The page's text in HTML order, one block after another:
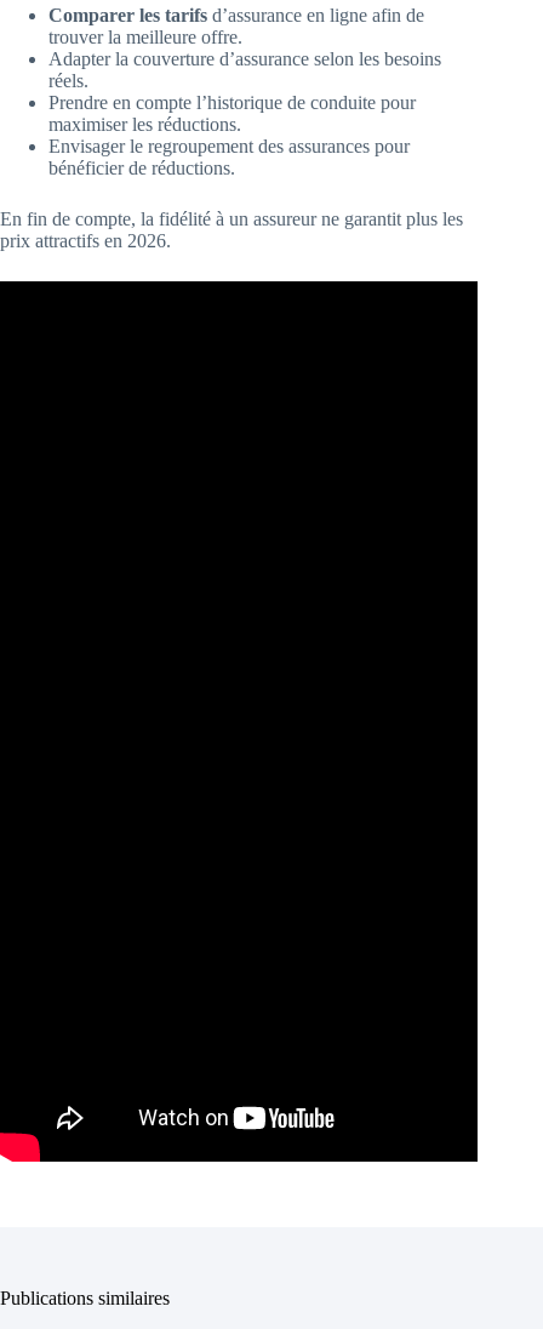
Comparer les tarifs d’assurance en ligne afin de
trouver la meilleure offre.
Adapter la couverture d’assurance selon les besoins
réels.
Prendre en compte l’historique de conduite pour
maximiser les réductions.
Envisager le regroupement des assurances pour
bénéficier de réductions.
En fin de compte, la fidélité à un assureur ne garantit plus les
prix attractifs en 2026.
Publications similaires